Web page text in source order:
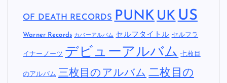
OF DEATH RECORDS PUNK UK US
Warner Records カバーアルバム セルフタイトル セルフラ
イナーノーツ デビューアルバム 七枚目
のアルバム 三枚目のアルバム 二枚目の